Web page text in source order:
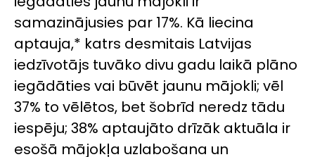
samazinājusies par 17%. Kā liecina
aptauja,* katrs desmitais Latvijas
iedzīvotājs tuvāko divu gadu laikā plāno
iegādāties vai būvēt jaunu mājokli; vēl
37% to vēlētos, bet šobrīd neredz tādu
iespēju; 38% aptaujāto drīzāk aktuāla ir
esošā mājokļa uzlabošana un